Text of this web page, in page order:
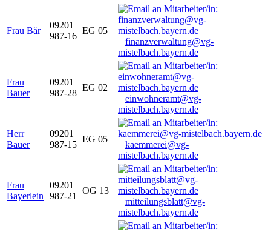
Frau Bär
09201
987-16
EG 05
finanzverwaltung@vg-
mistelbach.bayern.de
Frau
Bauer
09201
987-28
EG 02
einwohneramt@vg-
mistelbach.bayern.de
Herr
Bauer
09201
987-15
EG 05
kaemmerei@vg-
mistelbach.bayern.de
Frau
Bayerlein
09201
987-21
OG 13
mitteilungsblatt@vg-
mistelbach.bayern.de